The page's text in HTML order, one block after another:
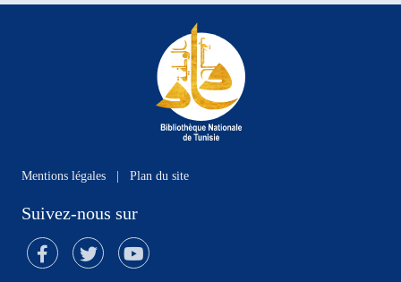
Mentions légales Plan du site
Suivez-nous sur